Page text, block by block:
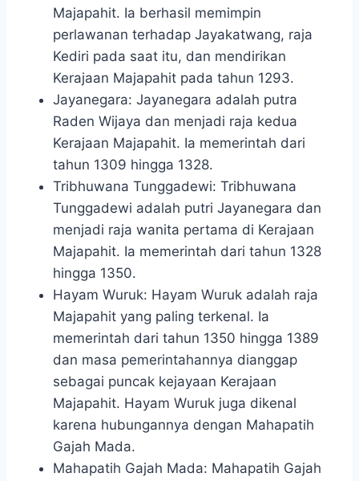
Majapahit. Ia berhasil memimpin
perlawanan terhadap Jayakatwang, raja
Kediri pada saat itu, dan mendirikan
Kerajaan Majapahit pada tahun 1293.
Jayanegara: Jayanegara adalah putra
Raden Wijaya dan menjadi raja kedua
Kerajaan Majapahit. Ia memerintah dari
tahun 1309 hingga 1328.
Tribhuwana Tunggadewi: Tribhuwana
Tunggadewi adalah putri Jayanegara dan
menjadi raja wanita pertama di Kerajaan
Majapahit. Ia memerintah dari tahun 1328
hingga 1350.
Hayam Wuruk: Hayam Wuruk adalah raja
Majapahit yang paling terkenal. Ia
memerintah dari tahun 1350 hingga 1389
dan masa pemerintahannya dianggap
sebagai puncak kejayaan Kerajaan
Majapahit. Hayam Wuruk juga dikenal
karena hubungannya dengan Mahapatih
Gajah Mada.
Mahapatih Gajah Mada: Mahapatih Gajah